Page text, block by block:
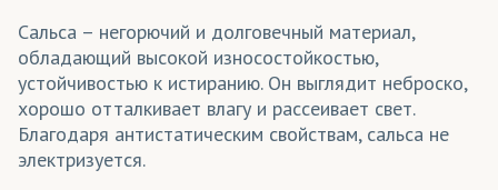
Сальса – негорючий и долговечный материал,
обладающий высокой износостойкостью,
устойчивостью к истиранию. Он выглядит неброско,
хорошо отталкивает влагу и рассеивает свет.
Благодаря антистатическим свойствам, сальса не
электризуется.